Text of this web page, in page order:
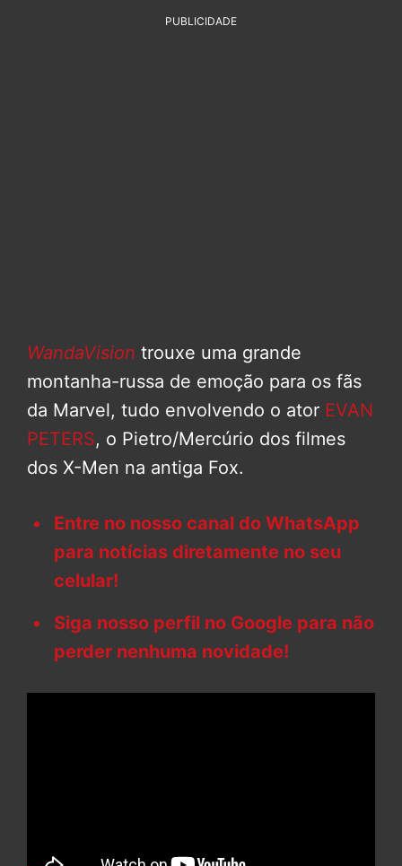
PUBLICIDADE
WandaVision trouxe uma grande
montanha-russa de emoção para os fãs
da Marvel, tudo envolvendo o ator EVAN
PETERS, o Pietro/Mercúrio dos filmes
dos X-Men na antiga Fox.
Entre no nosso canal do WhatsApp
para notícias diretamente no seu
celular!
Siga nosso perfil no Google para não
perder nenhuma novidade!